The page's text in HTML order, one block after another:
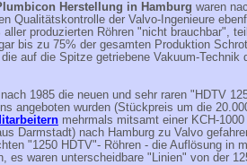
Herstellung in Hamburg waren
Qualitätskontrolle der Valvo-Ingenieure
aller produzierten Röhren "nicht brauchbar",
bis zu 75% der gesamten Produktion
auf die Spitze getriebene Vakuum-Technik
1985 die neuen und sehr raren "HDTV
angeboten wurden (Stückpreis um die
mehrmals mitsamt einer KCH-
Darmstadt) nach Hamburg zu Valvo
"1250 HDTV"- Röhren - die Auflösung in
es waren unterscheidbare "Linien" von der